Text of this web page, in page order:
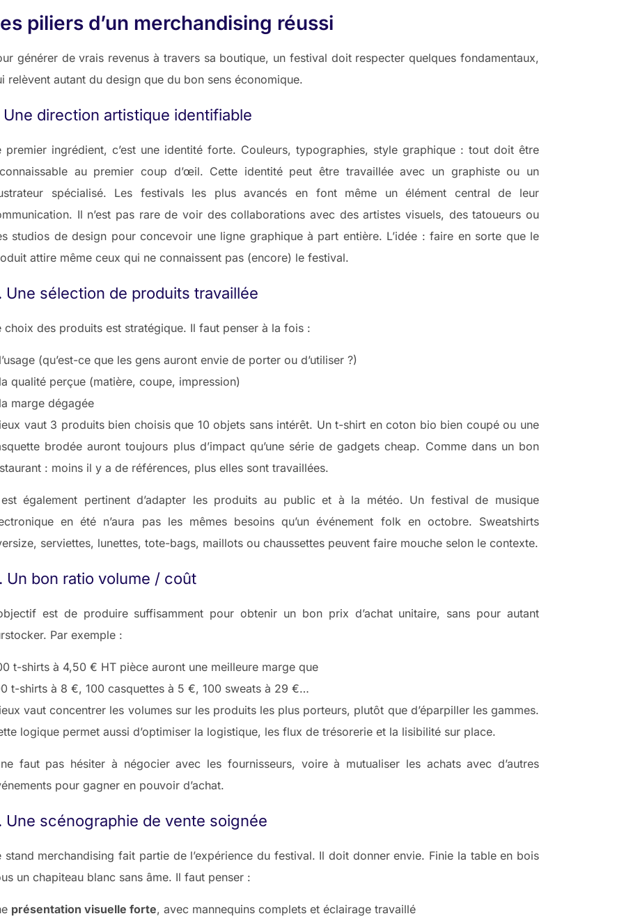
piliers d’un merchandising réussi
générer de vrais revenus à travers sa boutique, un festival doit respecter quelques fondamentaux,
relèvent autant du design que du bon sens économique.
Une direction artistique identifiable
premier ingrédient, c’est une identité forte. Couleurs, typographies, style graphique : tout doit être
au premier coup d’œil. Cette identité peut être travaillée avec un graphiste ou un
spécialisé. Les festivals les plus avancés en font même un élément central de leur
Il n’est pas rare de voir des collaborations avec des artistes visuels, des tatoueurs ou
studios de design pour concevoir une ligne graphique à part entière. L’idée : faire en sorte que le
attire même ceux qui ne connaissent pas (encore) le festival.
Une sélection de produits travaillée
choix des produits est stratégique. Il faut penser à la fois :
(qu’est-ce que les gens auront envie de porter ou d’utiliser ?)
qualité perçue (matière, coupe, impression)
marge dégagée
vaut 3 produits bien choisis que 10 objets sans intérêt. Un t-shirt en coton bio bien coupé ou une
brodée auront toujours plus d’impact qu’une série de gadgets cheap. Comme dans un bon
: moins il y a de références, plus elles sont travaillées.
également pertinent d’adapter les produits au public et à la météo. Un festival de musique
en été n’aura pas les mêmes besoins qu’un événement folk en octobre. Sweatshirts
serviettes, lunettes, tote-bags, maillots ou chaussettes peuvent faire mouche selon le contexte.
Un bon ratio volume / coût
est de produire suffisamment pour obtenir un bon prix d’achat unitaire, sans pour autant
Par exemple :
t-shirts à 4,50 € HT pièce auront une meilleure marge que
t-shirts à 8 €, 100 casquettes à 5 €, 100 sweats à 29 €…
vaut concentrer les volumes sur les produits les plus porteurs, plutôt que d’éparpiller les gammes.
logique permet aussi d’optimiser la logistique, les flux de trésorerie et la lisibilité sur place.
faut pas hésiter à négocier avec les fournisseurs, voire à mutualiser les achats avec d’autres
pour gagner en pouvoir d’achat.
Une scénographie de vente soignée
stand merchandising fait partie de l’expérience du festival. Il doit donner envie. Finie la table en bois
un chapiteau blanc sans âme. Il faut penser :
présentation visuelle forte, avec mannequins complets et éclairage travaillé